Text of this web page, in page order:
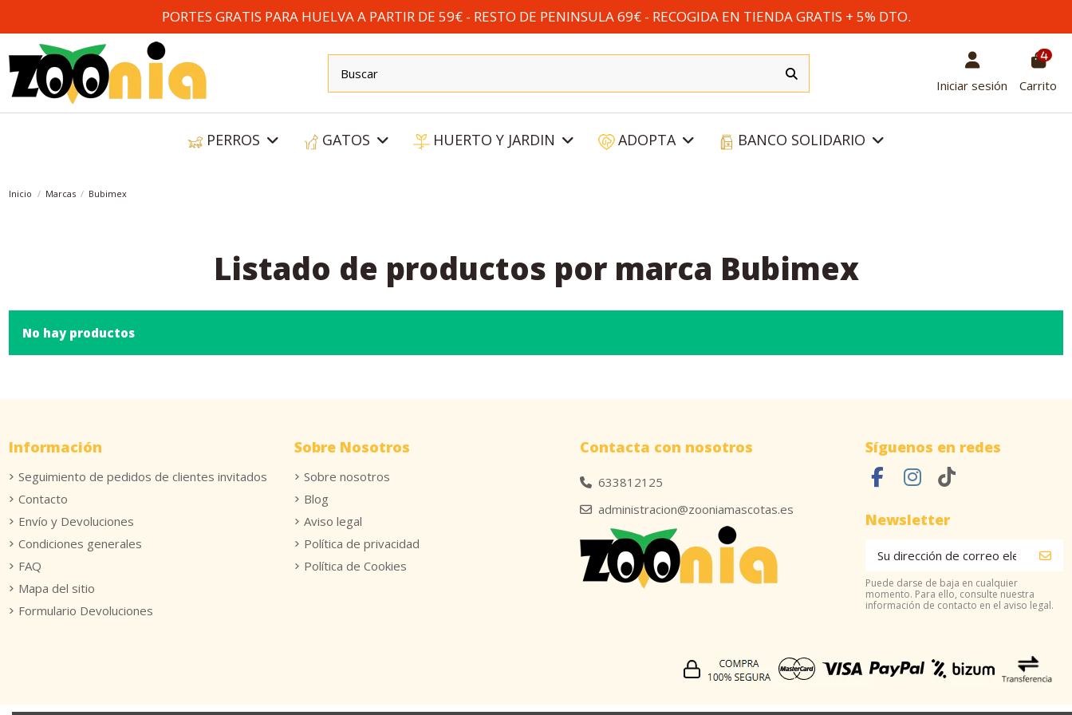
PORTES GRATIS PARA HUELVA A PARTIR DE 59€ - RESTO DE PENINSULA 69€ - RECOGIDA EN TIENDA GRATIS + 5% DTO.
Iniciar sesión
4
Carrito
PERROS GATOS HUERTO Y JARDIN ADOPTA BANCO SOLIDARIO
Inicio Marcas Bubimex
Listado de productos por marca Bubimex
No hay productos
Información
Seguimiento de pedidos de clientes invitados
Contacto
Envío y Devoluciones
Condiciones generales
FAQ
Mapa del sitio
Formulario Devoluciones
Sobre Nosotros
Sobre nosotros
Blog
Aviso legal
Política de privacidad
Política de Cookies
Contacta con nosotros
633812125
administracion@zooniamascotas.es
Síguenos en redes
Newsletter
Puede darse de baja en cualquier
momento. Para ello, consulte nuestra
información de contacto en el aviso legal.